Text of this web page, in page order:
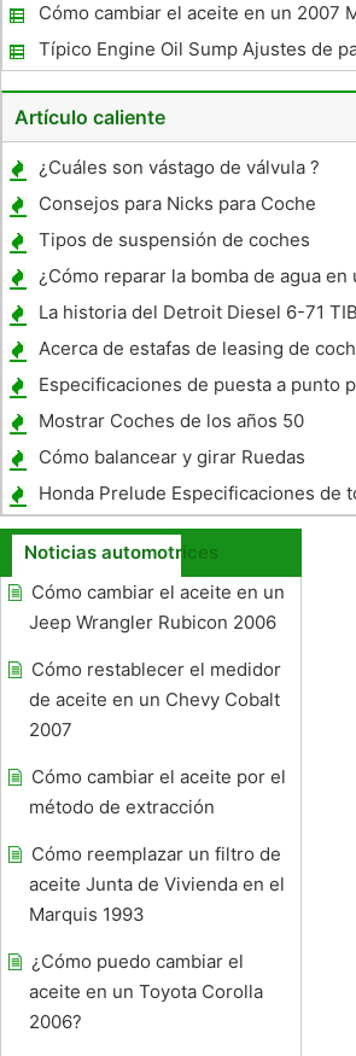
Cómo cambiar el aceite en un 2007
Tres 2.3L
Típico Engine Oil Sump Ajustes de
Artículo caliente
¿Cuáles son vástago de válvula ?
Consejos para Nicks para Coche
Tipos de suspensión de coches
¿Cómo reparar la bomba de agua en
La historia del Detroit Diesel 6-71 TIB
Acerca de estafas de leasing de
Especificaciones de puesta a punto
Chevy LT- 1 350 Motor 1970
Mostrar Coches de los años 50
Cómo balancear y girar Ruedas
Honda Prelude Especificaciones de
Noticias automotrices
Cómo cambiar el aceite en un
Jeep Wrangler Rubicon 2006
Cómo restablecer el medidor
de aceite en un Chevy Cobalt
2007
Cómo cambiar el aceite por el
método de extracción
Cómo reemplazar un filtro de
aceite Junta de Vivienda en el
Marquis 1993
¿Cómo puedo cambiar el
aceite en un Toyota Corolla
2006?